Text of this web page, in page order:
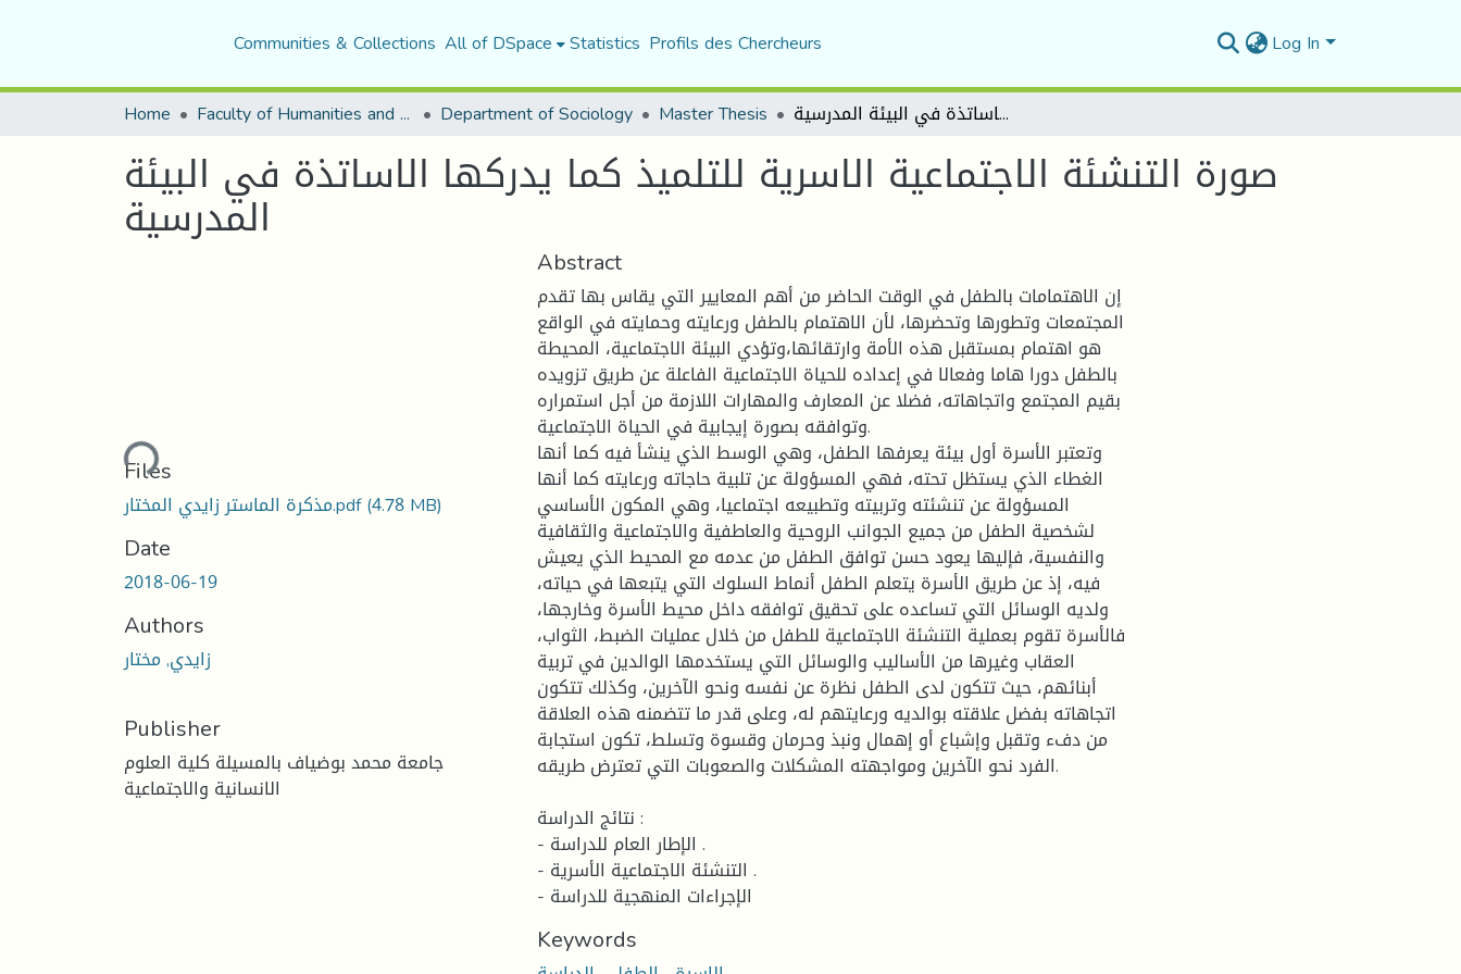
Communities & Collections All of DSpace Statistics Profils des Chercheurs Log In
Home Faculty of Humanities and Social Sciences Department of Sociology Master Thesis صورة التنشئة الاجتماعية الاسرية للتلميذ كما يدركها الاساتذة في البيئة المدرسية
صورة التنشئة الاجتماعية الاسرية للتلميذ كما يدركها الاساتذة في البيئة
المدرسية
Loading...
Files
مذكرة الماستر زايدي المختار.pdf(4.78 MB)
Date
2018-06-19
Authors
زايدي, مختار
Publisher
جامعة محمد بوضياف بالمسيلة كلية العلوم
الانسانية والاجتماعية
Abstract
إن الاهتمامات بالطفل في الوقت الحاضر من أهم المعايير التي يقاس بها تقدم
المجتمعات وتطورها وتحضرها، لأن الاهتمام بالطفل ورعايته وحمايته في الواقع
هو اهتمام بمستقبل هذه الأمة وارتقائها،وتؤدي البيئة الاجتماعية، المحيطة
بالطفل دورا هاما وفعالا في إعداده للحياة الاجتماعية الفاعلة عن طريق تزويده
بقيم المجتمع واتجاهاته، فضلا عن المعارف والمهارات اللازمة من أجل استمراره
وتوافقه بصورة إيجابية في الحياة الاجتماعية.
وتعتبر الأسرة أول بيئة يعرفها الطفل، وهي الوسط الذي ينشأ فيه كما أنها
الغطاء الذي يستظل تحته، فهي المسؤولة عن تلبية حاجاته ورعايته كما أنها
المسؤولة عن تنشئته وتربيته وتطبيعه اجتماعيا، وهي المكون الأساسي
لشخصية الطفل من جميع الجوانب الروحية والعاطفية والاجتماعية والثقافية
والنفسية، فإليها يعود حسن توافق الطفل من عدمه مع المحيط الذي يعيش
فيه، إذ عن طريق الأسرة يتعلم الطفل أنماط السلوك التي يتبعها في حياته،
ولديه الوسائل التي تساعده على تحقيق توافقه داخل محيط الأسرة وخارجها،
فالأسرة تقوم بعملية التنشئة الاجتماعية للطفل من خلال عمليات الضبط، الثواب،
العقاب وغيرها من الأساليب والوسائل التي يستخدمها الوالدين في تربية
أبنائهم، حيث تتكون لدى الطفل نظرة عن نفسه ونحو الآخرين، وكذلك تتكون
اتجاهاته بفضل علاقته بوالديه ورعايتهم له، وعلى قدر ما تتضمنه هذه العلاقة
من دفء وتقبل وإشباع أو إهمال ونبذ وحرمان وقسوة وتسلط، تكون استجابة
الفرد نحو الآخرين ومواجهته المشكلات والصعوبات التي تعترض طريقه.
نتائج الدراسة :
- الإطار العام للدراسة .
- التنشئة الاجتماعية الأسرية .
- الإجراءات المنهجية للدراسة
Keywords